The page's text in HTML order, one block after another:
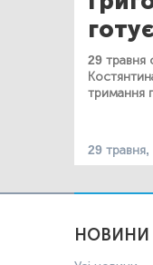
29 травня
тримання
29
НОВИНИ